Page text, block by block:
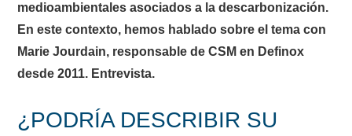
medioambientales asociados a la descarbonización.
En este contexto, hemos hablado sobre el tema con
Marie Jourdain, responsable de CSM en Definox
desde 2011. Entrevista.
¿PODRÍA DESCRIBIR SU